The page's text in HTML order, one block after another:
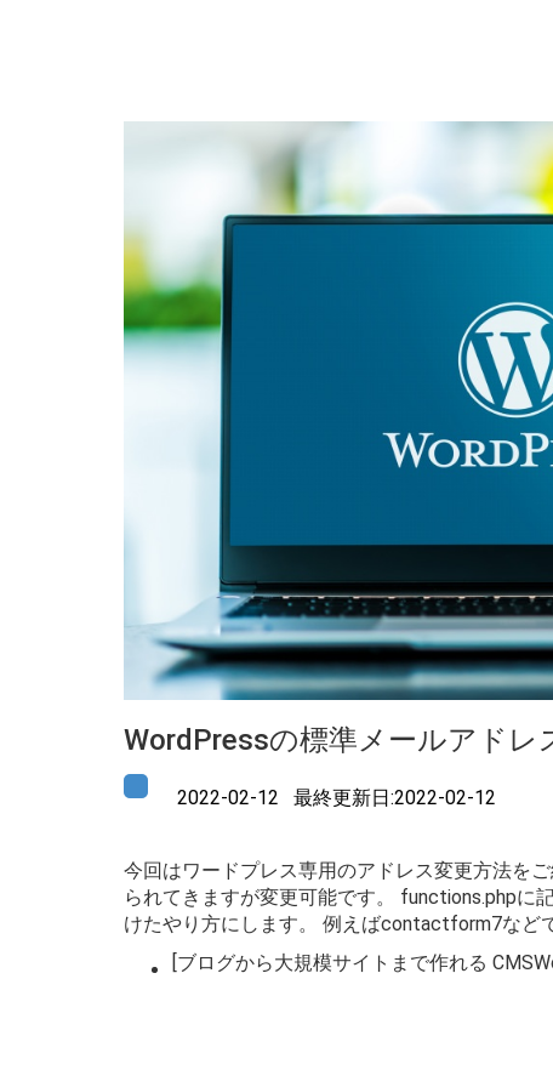
WordPressの標準メールアドレ
2022-02-12 最終更新日:2022-02-12
今回はワードプレス専用のアドレス変更方法を
られてきますが変更可能です。 functions.phpに
けたやり方にします。 例えばcontactform7など
[ブログから大規模サイトまで作れる CMS